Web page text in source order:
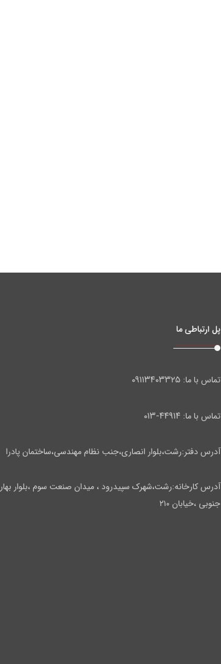
پل ارتباطی ما
تماس با ما:۰۹۱۱۳۴۰۳۳۲۵
تماس با ما: ۴۴۹۱۴-۰۱۳
آدرس دفتر:رشت،بلوار انصاری،جنب نظام مهندسی،ساختمان پادرا
آدرس کارخانه:رشت،شهرک سپیدرود ، میدان صنعت سوم ،بلوار بهار
جنوبی ،خیابان ۲۱۰